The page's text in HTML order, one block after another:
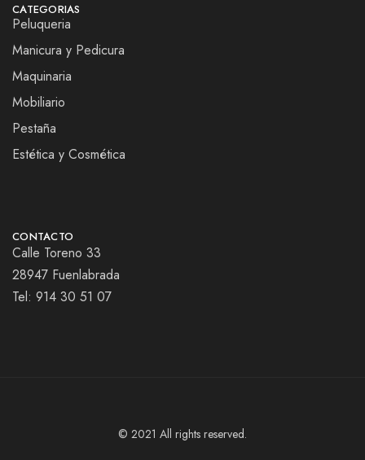
CATEGORIAS
Peluqueria
Manicura y Pedicura
Maquinaria
Mobiliario
Pestaña
Estética y Cosmética
CONTACTO
Calle Toreno 33
28947 Fuenlabrada
Tel: 914 30 51 07
© 2021 All rights reserved.